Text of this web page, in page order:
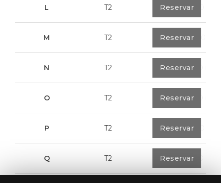
L T2 80,40 m²
Reservar
M T2 108,00 m²
Reservar
N T2 94,20 m²
Reservar
O T2 94,20 m²
Reservar
P T2 123,00 m²
Reservar
Q T2 92,00 m²
Reservar